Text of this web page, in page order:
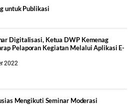
untuk Publikasi
Digitalisasi, Ketua DWP Kemenag
Pelaporan Kegiatan Melalui Aplikasi E-
2022
Mengikuti Seminar Moderasi